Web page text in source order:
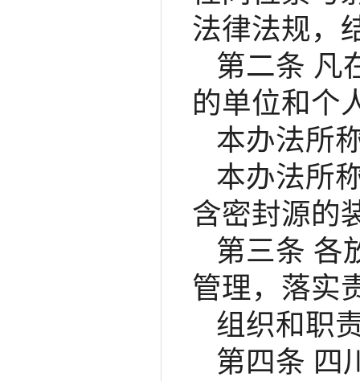
法律法规，
第二条 凡
的单位和个
本办法所
本办法所
含密封源的
第三条 各
管理，落实
组织和职
第四条 四